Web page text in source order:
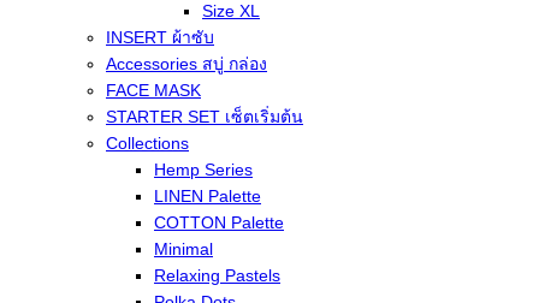
Size XL
INSERT ผ้าซับ
Accessories สบู่ กล่อง
FACE MASK
STARTER SET เซ็ตเริ่มต้น
Collections
Hemp Series
LINEN Palette
COTTON Palette
Minimal
Relaxing Pastels